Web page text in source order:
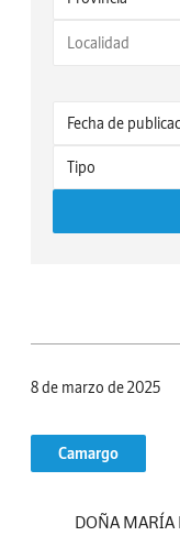
8 de marzo de 2025
Camargo
DOÑA MARÍA